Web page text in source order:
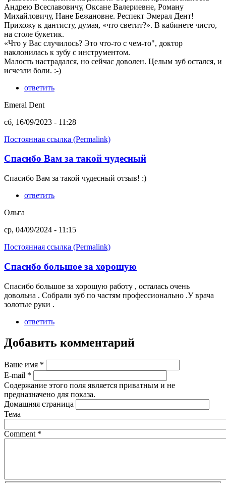
Андрею Всеславовичу, Оксане Валериевне, Роману
Михайловичу, Нане Бежановне. Респект Эмерал Дент!
Прихожу к дантисту, думая, «что светит?». В кабинете чисто,
на столе букетик.
«Что у Вас случилось? Это что-то с чем-то", доктор
наклонилась к зубу с инструментом.
Малость настрадался, но сейчас доволен. Целым зуб остался, и
исчезли боли. :-)
ответить
Emeral Dent
сб, 16/09/2023 - 11:28
Постоянная ссылка (Permalink)
Спасибо Вам за такой чудесный
Спасибо Вам за такой чудесный отзыв! :)
ответить
Ольга
ср, 04/09/2024 - 11:15
Постоянная ссылка (Permalink)
Спасибо большое за хорошую
Спасибо большое за хорошую работу , осталась очень
довольна . Собрали зуб по частям профессионально .У врача
золотые руки .
ответить
Добавить комментарий
Ваше имя *
E-mail *
Содержание этого поля является приватным и не
предназначено для показа.
Домашняя страница
Тема
Comment *